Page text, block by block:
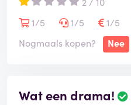
1/5
1/5 1/5
Nogmaals kopen?
Nee
Wat een drama!